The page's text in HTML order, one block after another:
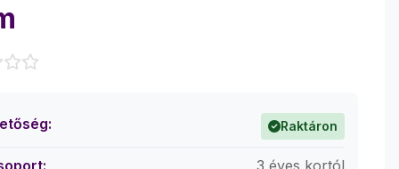
Raktáron
3 éves kortól